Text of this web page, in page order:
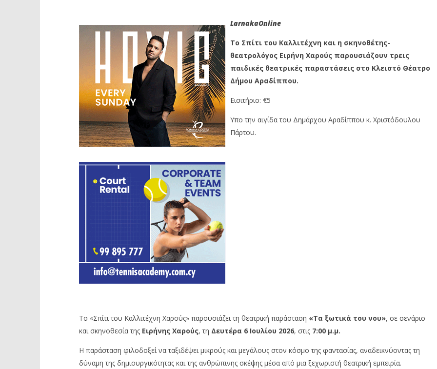
LarnakaOnline
Το Σπίτι του Καλλιτέχνη και η σκηνοθέτης-
θεατρολόγος Ειρήνη Χαρούς παρουσιάζουν τρεις
παιδικές θεατρικές παραστάσεις στο Κλειστό Θέατρο
Δήμου Αραδίππου.
Εισιτήριο: €5
Υπο την αιγίδα του Δημάρχου Αραδίππου κ. Χριστόδουλου
Πάρτου.
Το «Σπίτι του Καλλιτέχνη Χαρούς» παρουσιάζει τη θεατρική παράσταση «Τα ξωτικά του νου», σε σενάριο
και σκηνοθεσία της Ειρήνης Χαρούς, τη Δευτέρα 6 Ιουλίου 2026, στις 7:00 μ.μ.
Η παράσταση φιλοδοξεί να ταξιδέψει μικρούς και μεγάλους στον κόσμο της φαντασίας, αναδεικνύοντας τη
δύναμη της δημιουργικότητας και της ανθρώπινης σκέψης μέσα από μια ξεχωριστή θεατρική εμπειρία.